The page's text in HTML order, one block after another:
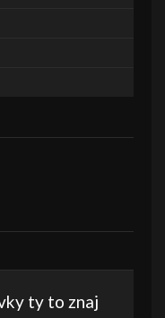
ty to znaj